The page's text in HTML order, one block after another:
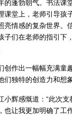
蓬勃朝气。书法课
课堂上，老师引导孩
亮情感的复杂世界。
子们在老师的指引下
创作出一幅幅充满童
独特的创造力和想象
小辉感慨道：“此次
让我更加明确了工